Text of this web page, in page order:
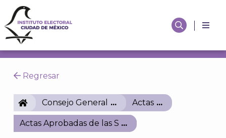
Regresar
IECMConsejo General Actas
Actas Aprobadas de las Sesiones del Consejo